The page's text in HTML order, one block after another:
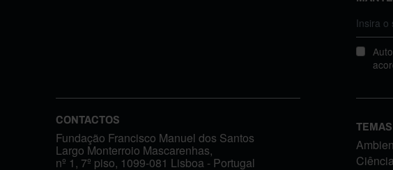
CONTACTOS
Fundação Francisco Manuel dos Santos
Largo Monterroio Mascarenhas,
nº 1, 7º piso, 1099-081 Lisboa - Portugal
TEMAS